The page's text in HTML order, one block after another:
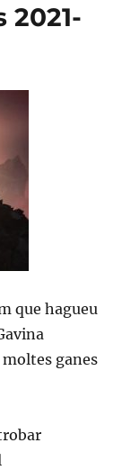
2021-
que hagueu
ganes